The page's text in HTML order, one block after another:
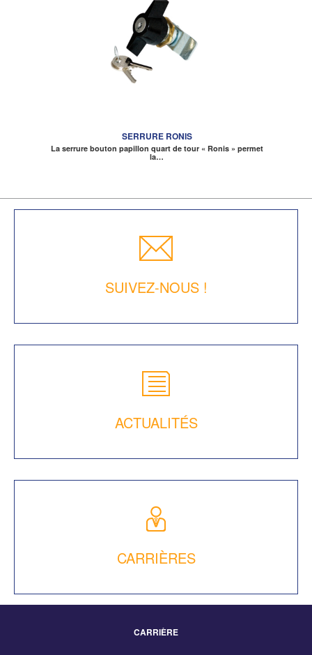
SERRURE RONIS
La serrure bouton papillon quart de tour « Ronis » permet
la…
SUIVEZ-NOUS !
ACTUALITÉS
CARRIÈRES
CARRIÈRE